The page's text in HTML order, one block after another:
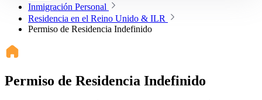
Inmigración Personal
Residencia en el Reino Unido & ILR
Permiso de Residencia Indefinido
Permiso de Residencia Indefinido